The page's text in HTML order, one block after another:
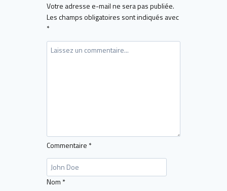
Votre adresse e-mail ne sera pas publiée.
Les champs obligatoires sont indiqués avec
*
Commentaire *
Nom *